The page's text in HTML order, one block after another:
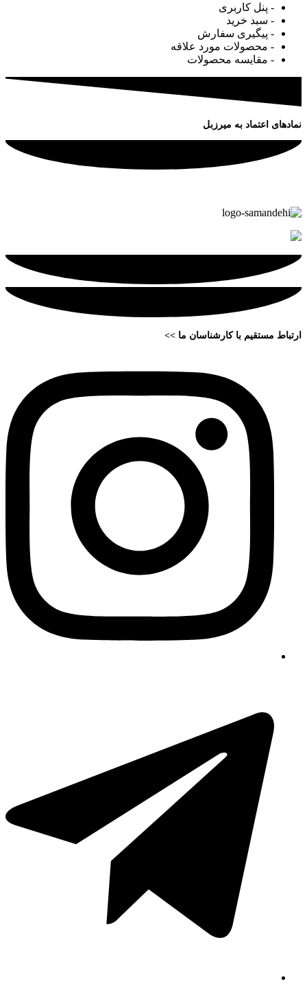
- پنل کاربری
- سبد خرید
- پیگیری سفارش
- محصولات مورد علاقه
- مقایسه محصولات
نمادهای اعتماد به میرزبل
ارتباط مستقیم با کارشناسان ما >>